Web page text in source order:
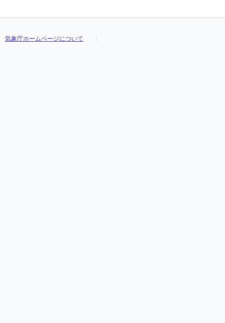
気象庁ホームページについて